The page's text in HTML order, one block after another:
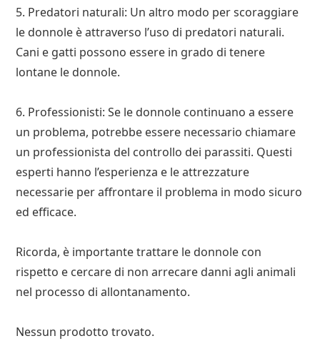
5. Predatori naturali: Un altro modo per scoraggiare
le donnole è attraverso l’uso di predatori naturali.
Cani e gatti possono essere in grado di tenere
lontane le donnole.
6. Professionisti: Se le donnole continuano a essere
un problema, potrebbe essere necessario chiamare
un professionista del controllo dei parassiti. Questi
esperti hanno l’esperienza e le attrezzature
necessarie per affrontare il problema in modo sicuro
ed efficace.
Ricorda, è importante trattare le donnole con
rispetto e cercare di non arrecare danni agli animali
nel processo di allontanamento.
Nessun prodotto trovato.